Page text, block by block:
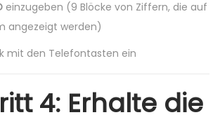
einzugeben (9 Blöcke von Ziffern, die auf
angezeigt werden)
mit den Telefontasten ein
4: Erhalte die